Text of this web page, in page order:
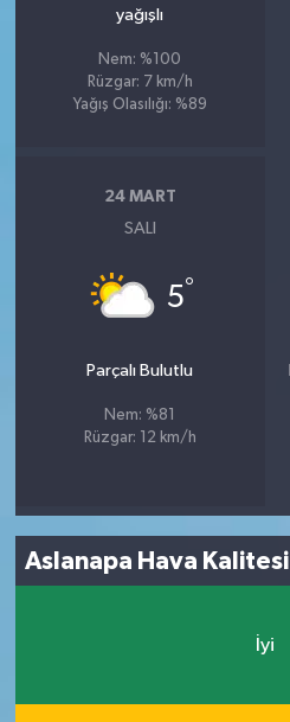
yağışlı
Nem: %100
Rüzgar: 7 km/h
Yağış Olasılığı: %89
24 MART
SALI
5°
Parçalı Bulutlu
Nem: %81
Rüzgar: 12 km/h
Aslanapa Hava Kalitesi
İyi